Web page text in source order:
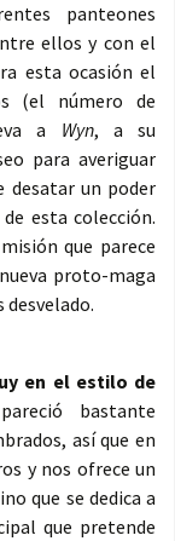
panteones
ellos y con el
esta ocasión el
(el número de
a Wyn, a su
para averiguar
desatar un poder
esta colección.
que parece
proto-maga
desvelado.
en el estilo de
bastante
así que en
y nos ofrece un
que se dedica a
que pretende